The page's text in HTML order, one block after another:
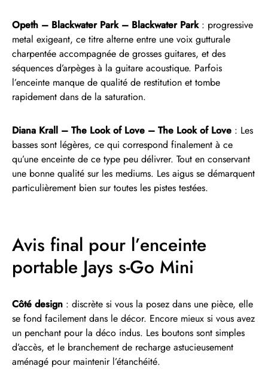
Opeth – Blackwater Park – Blackwater Park: progressive
metal exigeant, ce titre alterne entre une voix gutturale
charpentée accompagnée de grosses guitares, et des
séquences d’arpèges à la guitare acoustique. Parfois
l’enceinte manque de qualité de restitution et tombe
rapidement dans de la saturation.
Diana Krall – The Look of Love – The Look of Love : Les
basses sont légères, ce qui correspond finalement à ce
qu’une enceinte de ce type peu délivrer. Tout en conservant
une bonne qualité sur les mediums. Les aigus se démarquent
particulièrement bien sur toutes les pistes testées.
Avis final pour l’enceinte
portable Jays s-Go Mini
Côté design : discrète si vous la posez dans une pièce, elle
se fond facilement dans le décor. Encore mieux si vous avez
un penchant pour la déco indus. Les boutons sont simples
d’accès, et le branchement de recharge astucieusement
aménagé pour maintenir l’étanchéité.